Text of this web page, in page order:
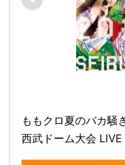
ももクロ夏のバカ騒
西武ドーム大会